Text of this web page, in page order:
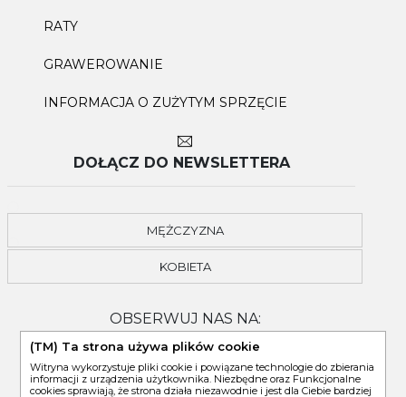
RATY
GRAWEROWANIE
INFORMACJA O ZUŻYTYM SPRZĘCIE
DOŁĄCZ DO NEWSLETTERA
MĘŻCZYZNA
KOBIETA
OBSERWUJ NAS NA:
(TM) Ta strona używa plików cookie
Witryna wykorzystuje pliki cookie i powiązane technologie do zbierania
informacji z urządzenia użytkownika. Niezbędne oraz Funkcjonalne
cookies sprawiają, że strona działa niezawodnie i jest dla Ciebie bardziej